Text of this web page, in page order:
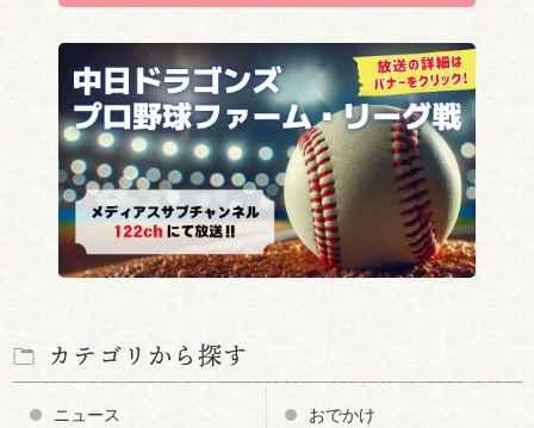
カテゴリから探す
ニュース おでかけ